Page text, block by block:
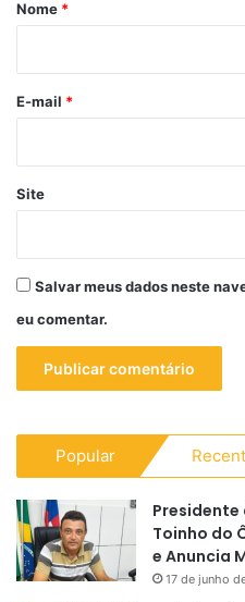
*
Nome *
E-mail *
Site
Salvar meus dados neste
eu comentar.
Popular
Presidente
Toinho do
e Anuncia
17 de junho